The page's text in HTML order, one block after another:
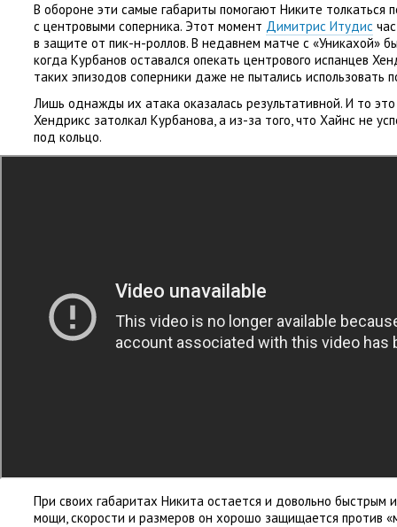
В обороне эти самые габариты помогают Никите толкаться
с центровыми соперника. Этот момент Димитрис Итудис
в защите от пик-н-роллов. В недавнем матче с «Уникахой»
когда Курбанов оставался опекать центрового испанцев
таких эпизодов соперники даже не пытались использовать
Лишь однажды их атака оказалась результативной. И то это
Хендрикс затолкал Курбанова, а из-за того, что Хайнс не
под кольцо.
При своих габаритах Никита остается и довольно быстрым
мощи, скорости и размеров он хорошо защищается против «